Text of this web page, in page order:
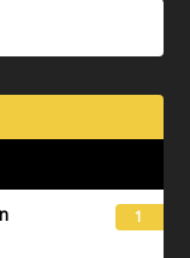
1